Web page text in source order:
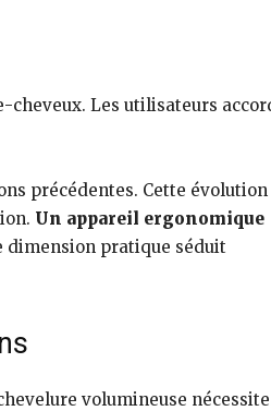
cheveux. Les utilisateurs
précédentes. Cette évolution
Un appareil ergonomique
dimension pratique séduit
volumineuse nécessite